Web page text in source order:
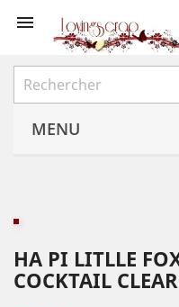

MENU
HA PI LITLLE
COCKTAIL